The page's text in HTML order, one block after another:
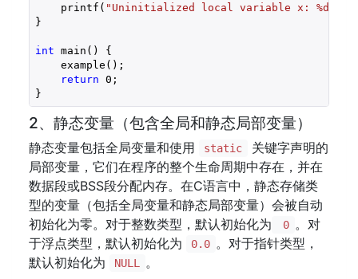
    printf(
"Uninitialized local variable x: %d\n"
}
int main() {
    example();
return 0 ;
}
2、静态变量（包含全局和静态局部变量）
静态变量包括全局变量和使用 static
关键字声明的
局部变量，它们在程序的整个生命周期中存在，并在
数据段或BSS段分配内存。在C语言中，静态存储类
型的变量（包括全局变量和静态局部变量）会被自动
初始化为零。对于整数类型，默认初始化为
0 。对
于浮点类型，默认初始化为
0.0 。对于指针类型，
默认初始化为
NULL 。